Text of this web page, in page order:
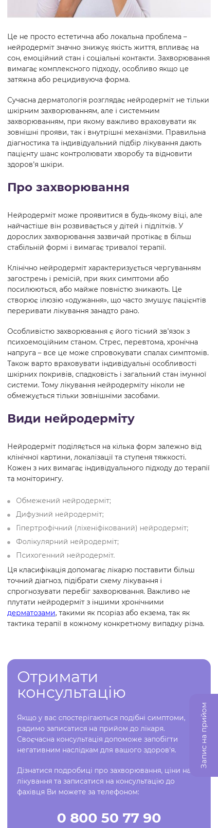
Це не просто естетична або локальна проблема –
нейродерміт значно знижує якість життя, впливає на
сон, емоційний стан і соціальні контакти. Захворювання
вимагає комплексного підходу, особливо якщо це
затяжна або рецидивуюча форма.
Сучасна дерматологія розглядає нейродерміт не тільки
шкірним захворюванням, але і системним
захворюванням, при якому важливо враховувати як
зовнішні прояви, так і внутрішні механізми. Правильна
діагностика та індивідуальний підбір лікування дають
пацієнту шанс контролювати хворобу та відновити
здоров’я шкіри.
Про захворювання
Нейродерміт може проявитися в будь-якому віці, але
найчастіше він розвивається у дітей і підлітків. У
дорослих захворювання зазвичай протікає в більш
стабільній формі і вимагає тривалої терапії.
Клінічно нейродерміт характеризується чергуванням
загострень і ремісій, при яких симптоми або
посилюються, або майже повністю зникають. Це
створює ілюзію «одужання», що часто змушує пацієнтів
переривати лікування занадто рано.
Особливістю захворювання є його тісний зв’язок з
психоемоційним станом. Стрес, перевтома, хронічна
напруга – все це може спровокувати спалах симптомів.
Також варто враховувати індивідуальні особливості
шкірних покривів, спадковість і загальний стан імунної
системи. Тому лікування нейродерміту ніколи не
обмежується тільки зовнішніми засобами.
Види нейродерміту
Нейродерміт поділяється на кілька форм залежно від
клінічної картини, локалізації та ступеня тяжкості.
Кожен з них вимагає індивідуального підходу до терапії
та моніторингу.
Обмежений нейродерміт;
Дифузний нейродерміт;
Гіпертрофічний (ліхеніфікований) нейродерміт;
Фолікулярний нейродерміт;
Психогенний нейродерміт.
Ця класифікація допомагає лікарю поставити більш
точний діагноз, підібрати схему лікування і
спрогнозувати перебіг захворювання. Важливо не
плутати нейродерміт з іншими хронічними
дерматозами, такими як псоріаз або екзема, так як
тактика терапії в кожному конкретному випадку різна.
Отримати
консультацію
Якщо у вас спостерігаються подібні симптоми,
радимо записатися на прийом до лікаря.
Своєчасна консультація допоможе запобігти
негативним наслідкам для вашого здоров'я.
Дізнатися подробиці про захворювання, ціни на
лікування та записатися на консультацію до
фахівця Ви можете за телефоном:
0 800 50 77 90
Запис на прийом